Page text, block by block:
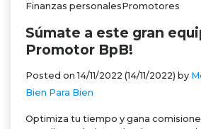
Finanzas personalesPromotores
Súmate a este gran
Promotor BpB!
Posted on14/11/2022 (14/11/2022) by
Bien Para Bien
Optimiza tu tiempo y gana